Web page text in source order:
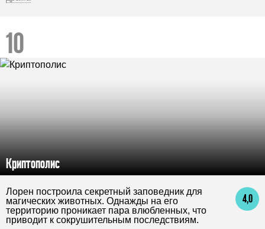
Криптополис
4,0
Лорен построила секретный заповедник для
магических животных. Однажды на его
территорию проникает пара влюбленных, что
приводит к сокрушительным последствиям.